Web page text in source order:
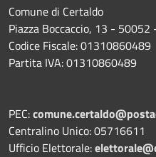
Comune di Certaldo
Piazza Boccaccio, 13 - 50052
Codice Fiscale: 01310860489
Partita IVA: 01310860489
PEC:
Centralino Unico: 05716611
Ufficio Elettorale: